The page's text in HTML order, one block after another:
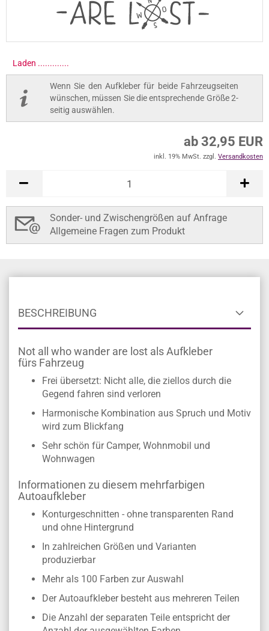
Laden ..............
Wenn Sie den Aufkleber für beide Fahrzeugseiten
wünschen, müssen Sie die entsprechende Größe 2-
seitig auswählen.
ab 32,95 EUR
inkl. 19% MwSt. zzgl. Versandkosten
Sonder- und Zwischengrößen auf Anfrage
Allgemeine Fragen zum Produkt
BESCHREIBUNG
Not all who wander are lost als Aufkleber
fürs Fahrzeug
Frei übersetzt: Nicht alle, die ziellos durch die
Gegend fahren sind verloren
Harmonische Kombination aus Spruch und Motiv
wird zum Blickfang
Sehr schön für Camper, Wohnmobil und
Wohnwagen
Informationen zu diesem mehrfarbigen
Autoaufkleber
Konturgeschnitten - ohne transparenten Rand
und ohne Hintergrund
In zahlreichen Größen und Varianten
produzierbar
Mehr als 100 Farben zur Auswahl
Der Autoaufkleber besteht aus mehreren Teilen
Die Anzahl der separaten Teile entspricht der